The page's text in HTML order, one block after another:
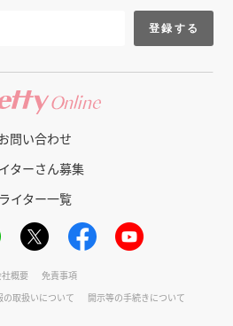
登録する
問い合わせ
ターさん募集
ライター一覧
概要
免責事項
の取扱いについて 開示等の手続きについて